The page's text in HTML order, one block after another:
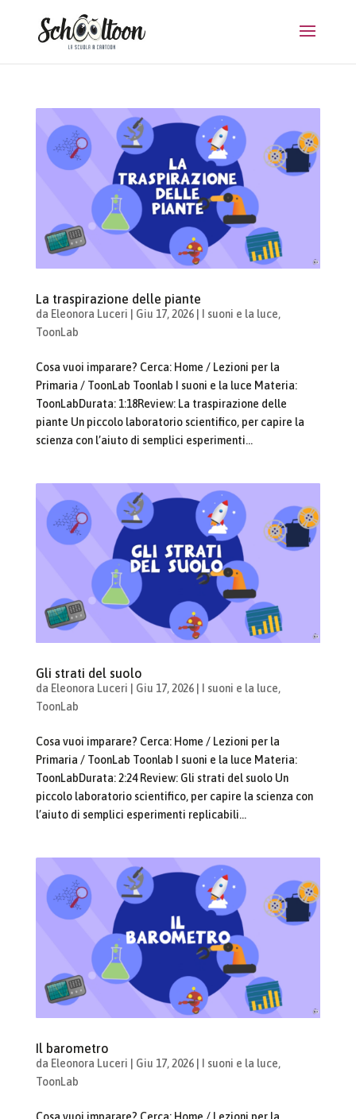
La traspirazione delle piante
da Eleonora Luceri | Giu 17, 2026| I suoni e la luce,
ToonLab
Cosa vuoi imparare? Cerca: Home / Lezioni per la
Primaria / ToonLab Toonlab I suoni e la luce Materia:
ToonLabDurata: 1:18Review: La traspirazione delle
piante Un piccolo laboratorio scientifico, per capire la
scienza con l’aiuto di semplici esperimenti...
Gli strati del suolo
da Eleonora Luceri Giu 17, 2026| I suoni e la luce,
ToonLab
Cosa vuoi imparare? Cerca: Home / Lezioni per la
Primaria / ToonLab Toonlab I suoni e la luce Materia:
ToonLabDurata: 2:24 Review: Gli strati del suolo Un
piccolo laboratorio scientifico, per capire la scienza con
l’aiuto di semplici esperimenti replicabili...
Il barometro
da Eleonora Luceri Giu 17, 2026| I suoni e la luce,
ToonLab
Cosa vuoi imparare? Cerca: Home / Lezioni per la